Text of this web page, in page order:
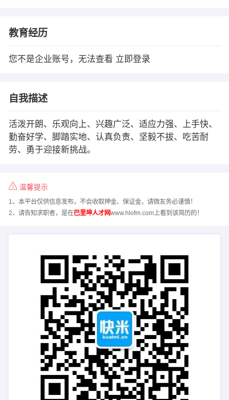
教育经历
您不是企业账号，无法查看 立即登录
自我描述
活泼开朗、乐观向上、兴趣广泛、适应力强、上手快、
勤奋好学、脚踏实地、认真负责、坚毅不拔、吃苦耐
劳、勇于迎接新挑战。
温馨提示
1、本平台仅供信息发布，不会收取押金、保证金，请微友务必谨慎！
2、请告知求职者，是在巴里坤人才网www.hlofm.com上看到该简历的！